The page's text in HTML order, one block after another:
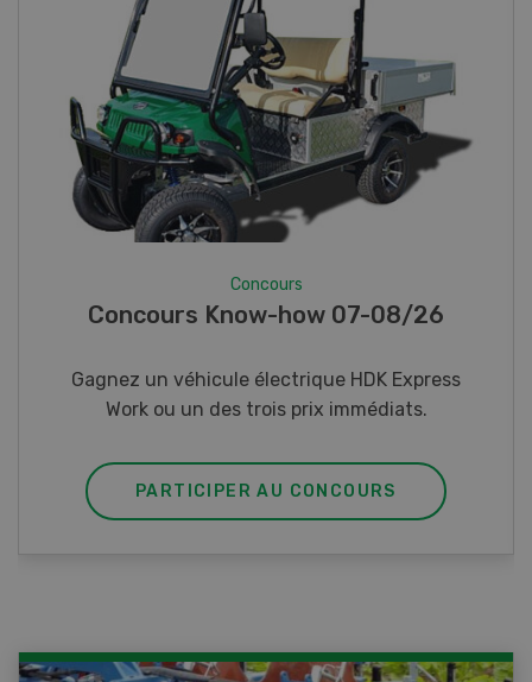
Photo mystère 07-08/26
Gagnez l’un des cinq couteaux de poche LANDI
PARTICIPER AU CONCOURS